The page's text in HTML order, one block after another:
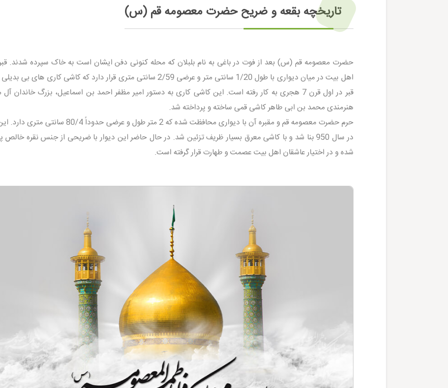
تاریخچه بقعه و ضریح حضرت معصومه قم (س)
حضرت معصومه قم (س) بعد از فوت در باغی به نام بلبلان که محله کنونی دفن ایشان است به خاک سپرده شدند.
اهل بیت در میان دیواری با طول 1/20 سانتی متر و عرضی 2/59 سانتی متری قرار دارد که کاشی کاری های
قبر در اول قرن 7 هجری به کار رفته است. این کاشی کاری به دستور امیر مظفر احمد بن اسماعیل، بزرگ خاندان
هنرمندی محمد بن ابی طاهر کاشی قمی ساخته و پرداخته شد.
حرم حضرت معصومه قم و مقبره آن با دیواری محافظت شده که 2 متر طول و عرضی حدوداً
در سال 950 بنا شد و با کاشی معرق بسیار ظریف تزئین شد. در حال حاضر این دیوار با ضریحی از جنس نقره خالص
شده و در اختیار عاشقان اهل بیت عصمت و طهارت قرار گرفته است.